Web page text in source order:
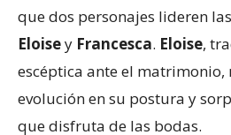
que dos personajes lideren
Eloisey Francesca. Eloise,
escéptica ante el matrimonio,
evolución en su postura y
que disfruta de las bodas.